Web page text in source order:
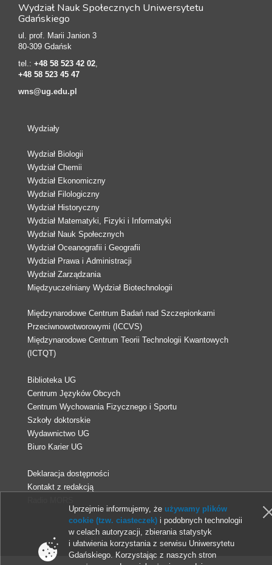
Wydział Nauk Społecznych Uniwersytetu
Gdańskiego
ul. prof. Marii Janion 3
80-309 Gdańsk
tel.: +48 58 523 42 02,
+48 58 523 45 47
wns@ug.edu.pl
Wydziały
Wydział Biologii
Wydział Chemii
Wydział Ekonomiczny
Wydział Filologiczny
Wydział Historyczny
Wydział Matematyki, Fizyki i Informatyki
Wydział Nauk Społecznych
Wydział Oceanografii i Geografii
Wydział Prawa i Administracji
Wydział Zarządzania
Międzyuczelniany Wydział Biotechnologii
Międzynarodowe Centrum Badań nad Szczepionkami
Przeciwnowotworowymi (ICCVS)
Międzynarodowe Centrum Teorii Technologii Kwantowych
(ICTQT)
Biblioteka UG
Centrum Języków Obcych
Centrum Wychowania Fizycznego i Sportu
Szkoły doktorskie
Wydawnictwo UG
Biuro Karier UG
Deklaracja dostępności
Kontakt z redakcją
© 2013-2026 Uniwersytet Gdański
Uprzejmie informujemy, że używamy plików
cookie (tzw. ciasteczek) i podobnych technologii
w celach autoryzacji, zbierania statystyk
i ułatwienia korzystania z serwisu Uniwersytetu
Gdańskiego. Korzystając z naszych stron